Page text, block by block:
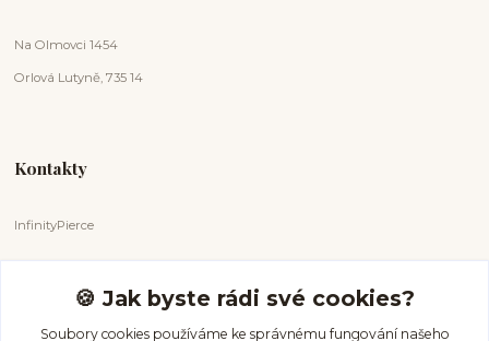
Na Olmovci 1454
Orlová Lutyně, 735 14
Kontakty
InfinityPierce
+420 731 681 038
(Po-Ne, 9-18 hod.)
🍪 Jak byste rádi své cookies?
Soubory cookies používáme ke správnému fungování našeho